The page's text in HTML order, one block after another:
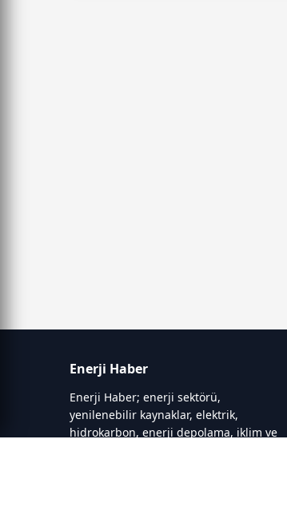
Enerji Haber
Enerji Haber; enerji sektörü,
yenilenebilir kaynaklar, elektrik,
hidrokarbon, enerji depolama, iklim ve